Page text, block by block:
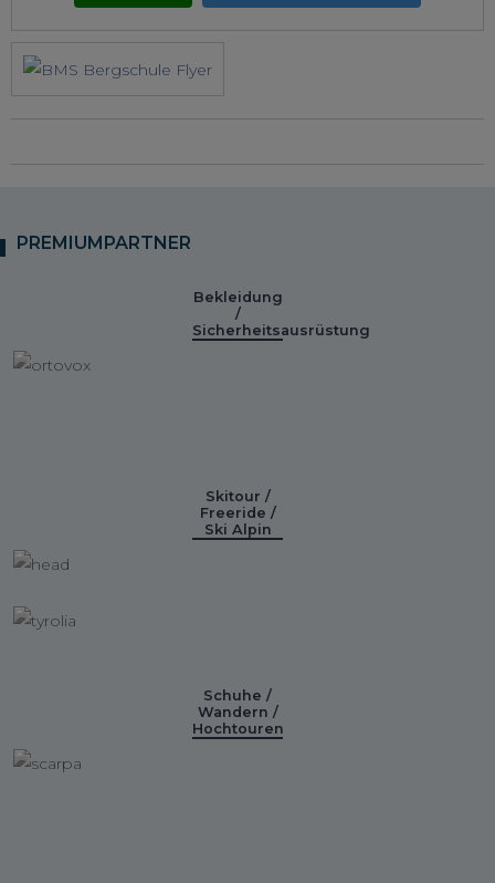
PREMIUMPARTNER
Bekleidung
/
Sicherheitsausrüstung
Skitour /
Freeride /
Ski Alpin
Schuhe /
Wandern /
Hochtouren